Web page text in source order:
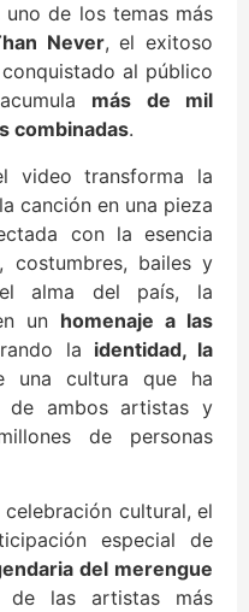
uno de los temas más
Never, el exitoso
al público
más de mil
combinadas.
video transforma la
canción en una pieza
con la esencia
costumbres, bailes y
el alma del país, la
un homenaje a las
la identidad, la
una cultura que ha
de ambos artistas y
de personas
cultural, el
especial de
del merengue
las artistas más